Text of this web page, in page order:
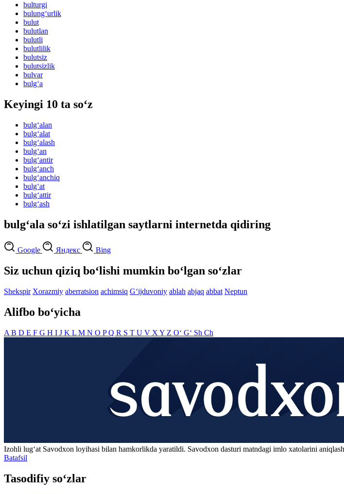
bulturgi
bulung‘urlik
bulut
bulutlan
bulutli
bulutlilik
bulutsiz
bulutsizlik
bulvar
bulg‘a
Keyingi 10 ta so‘z
bulg‘alan
bulg‘alat
bulg‘alash
bulg‘an
bulg‘antir
bulg‘anch
bulg‘anchiq
bulg‘at
bulg‘attir
bulg‘ash
bulg‘ala so‘zi ishlatilgan saytlarni internetda qidiring
Google Яндекс Bing
Siz uchun qiziq bo‘lishi mumkin bo‘lgan so‘zlar
Shekspir Xorazmiy aberratsion achimsiq G‘ijduvoniy ablah abjaq abbat Neptun
Alifbo bo‘yicha
A B D E F G H I J K L M N O PQ R S T U V X Y Z O‘ G‘ Sh Ch
Izohli lugʻat Savodxon loyihasi bilan hamkorlikda yaratildi. Savodxon dasturi matndagi imlo xatolarini
Batafsil
Tasodifiy so‘zlar